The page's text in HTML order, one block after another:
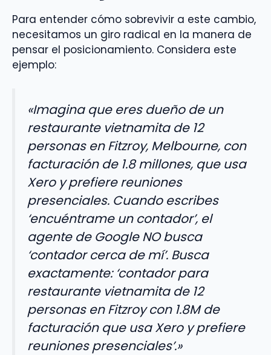
Para entender cómo sobrevivir a este cambio,
necesitamos un giro radical en la manera de
pensar el posicionamiento. Considera este
ejemplo:
«Imagina que eres dueño de un
restaurante vietnamita de 12
personas en Fitzroy, Melbourne, con
facturación de 1.8 millones, que usa
Xero y prefiere reuniones
presenciales. Cuando escribes
‘encuéntrame un contador’, el
agente de Google NO busca
‘contador cerca de mí’. Busca
exactamente: ‘contador para
restaurante vietnamita de 12
personas en Fitzroy con 1.8M de
facturación que usa Xero y prefiere
reuniones presenciales’.»